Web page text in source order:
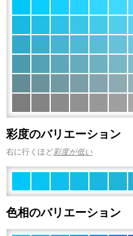
彩度のバリエーション
右に行くほど彩度が低い
色相のバリエーション